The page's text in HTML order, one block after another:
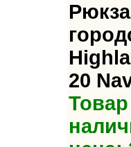
20